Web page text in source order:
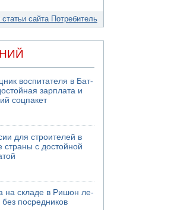
сайта Потребитель
воспитателя в Бат-
зарплата и
соцпакет
для строителей в
страны с достойной
на складе в Ришон ле-
посредников